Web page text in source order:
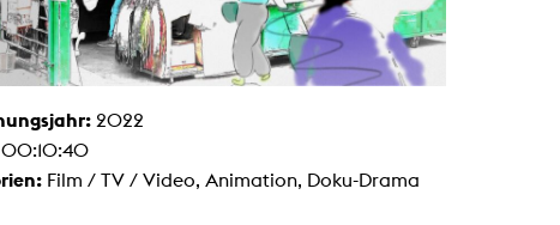
2022
00:10:40
Film / TV / Video, Animation, Doku-Drama
Malerei / Skulptur
Multispecies Storytelling
Netze
Videokunst / Performance
Kunst / Globaler Süden
und Medienwissenschaften
mit erweitertem Materialbegriff
Transversale Ästhetik